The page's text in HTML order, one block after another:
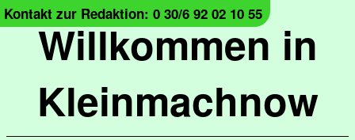
Willkommen in
Kleinmachnow
Kontakt zur Redaktion: 0 30/6 92 02 10 55